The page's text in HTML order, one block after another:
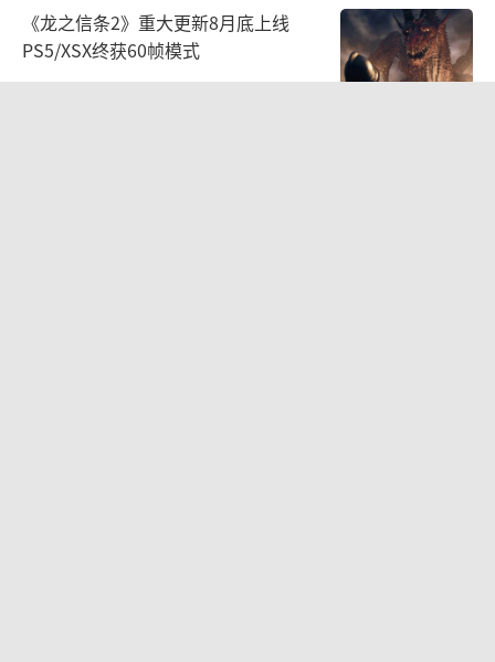
《龙之信条2》重大更新8月底上线
PS5/XSX终获60帧模式
2026-08-03 09:48:17